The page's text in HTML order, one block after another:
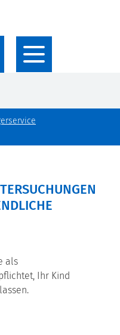
als
Ihr Kind